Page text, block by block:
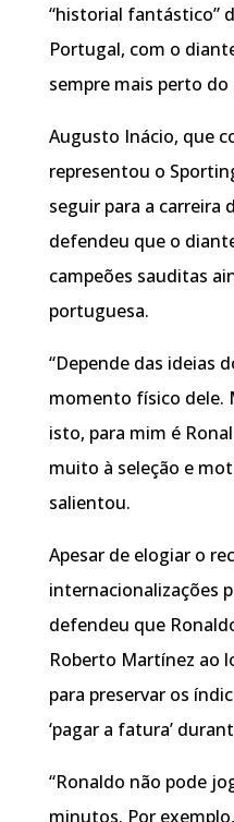
“historial fantástico”
Portugal, com o
sempre mais perto do
Augusto Inácio, que
representou o
seguir para a carreira
defendeu que o
campeões sauditas
portuguesa.
“Depende das ideias
momento físico dele.
isto, para mim é
muito à seleção e
salientou.
Apesar de elogiar o
internacionalizações
defendeu que
Roberto Martínez ao
para preservar os
‘pagar a fatura’
“Ronaldo não pode
minutos. Por